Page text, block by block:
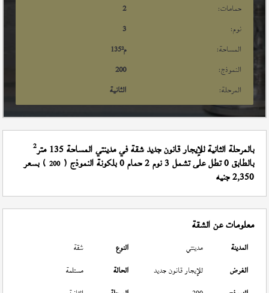
حمامات:
2
نوم:
3
المساحة:
135م²
النموذج:
200
المرحلة:
الثانية
بالمرحلة الثانية للإيجار قانون جديد شقة في مدينتي المساحة 135 متر 2
بالطابق 0 تطل على تشمل 3 نوم 2 حمام 0 بلكونة النموذج ( 200 ) بسعر
2,350 جنيه
معلومات عن الشقة
المدينة مدينتي النوع
شقة
الغرض
للإيجار قانون جديد الحالة
مستلمة